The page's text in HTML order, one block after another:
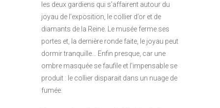
les deux gardiens qui s’affairent autour du
joyau de l’exposition, le collier d’or et de
diamants de la Reine. Le musée ferme ses
portes et, la dernière ronde faite, le joyau peut
dormir tranquille… Enfin presque, car une
ombre masquée se faufile et l’impensable se
produit : le collier disparait dans un nuage de
fumée.